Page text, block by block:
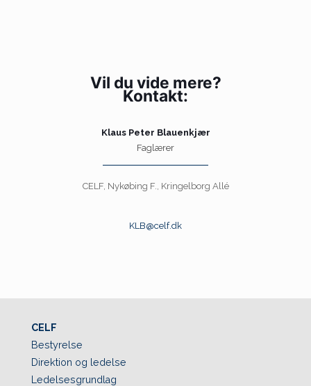
Vil du vide mere?
Kontakt:
Klaus Peter Blauenkjær
Faglærer
CELF, Nykøbing F., Kringelborg Allé
KLB@celf.dk
CELF
Bestyrelse
Direktion og ledelse
Ledelsesgrundlag